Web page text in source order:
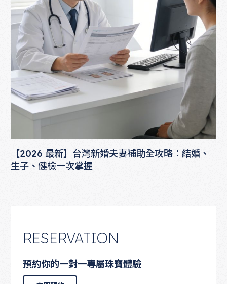
【2026 最新】台灣新婚夫妻補助全攻略：結婚、
生子、健檢一次掌握
RESERVATION
預約你的一對一專屬珠寶體驗
立即預約